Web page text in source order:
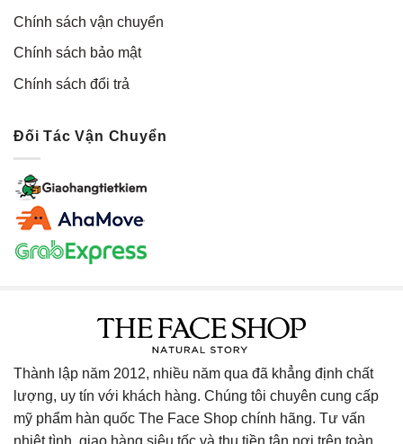
Chính sách vận chuyển
Chính sách bảo mật
Chính sách đổi trả
Đối Tác Vận Chuyển
Thành lập năm 2012, nhiều năm qua đã khẳng định chất
lượng, uy tín với khách hàng. Chúng tôi chuyên cung cấp
mỹ phẩm hàn quốc The Face Shop chính hãng. Tư vấn
nhiệt tình, giao hàng siêu tốc và thu tiền tận nơi trên toàn